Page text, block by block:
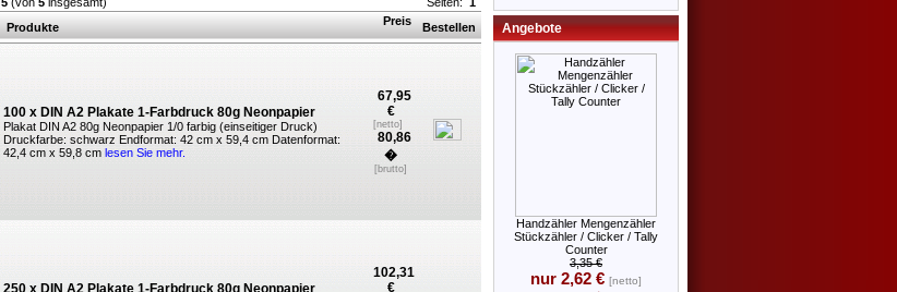
Produkte
Preis Bestellen
100 x DIN A2 Plakate 1-Farbdruck 80g Neonpapier
Plakat DIN A2 80g Neonpapier 1/0 farbig (einseitiger Druck)
Druckfarbe: schwarz Endformat: 42 cm x 59,4 cm Datenformat:
42,4 cm x 59,8 cm lesen Sie mehr.
67,95
€
[netto]
80,86
�
[brutto]
250 x DIN A2 Plakate 1-Farbdruck 80g Neonpapier
102,31
€
Angebote
Handzähler Mengenzähler
Stückzähler / Clicker / Tally
Counter
3,35 €
nur 2,62 € [netto]